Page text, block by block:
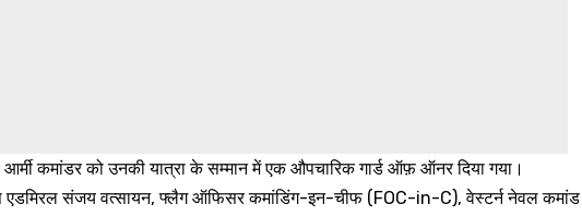
कमांडर को उनकी यात्रा के सम्मान में एक औपचारिक गार्ड ऑफ़ ऑनर दिया गया।
एडमिरल संजय वत्सायन, फ्लैग ऑफिसर कमांडिंग-इन-चीफ (FOC-in-C), वेस्टर्न नेवल कमांड